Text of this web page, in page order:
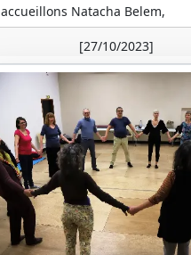
accueillons Natacha Belem,
chanteuse, poète et
micro de Benjamin De Oliveira.
studio la Nef ...
[27/10/2023]